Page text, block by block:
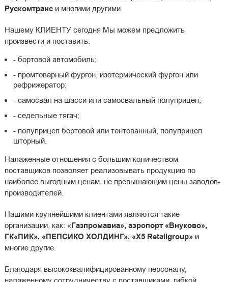
Рускомтранси многими другими.
Нашему КЛИЕНТУ сегодня Мы можем предложить
произвести и поставить:
- бортовой автомобиль;
- промтоварный фургон, изотермический фургон или
рефрижератор;
- самосвал на шасси или самосвальный полуприцеп;
- седельные тягач;
- полуприцеп бортовой или тентованный, полуприцеп
шторный.
Налаженные отношения с большим количеством
поставщиков позволяет реализовывать продукцию по
наиболее выгодным ценам, не превышающим цены заводов-
производителей.
Нашими крупнейшими клиентами являются такие
организации, как: «Газпромавиа», аэропорт «Внуково»,
ГК«ПИК», «ПЕПСИКО ХОЛДИНГ», «X5 Retailgroup»и
многие другие.
Благодаря высококвалифицированному персоналу,